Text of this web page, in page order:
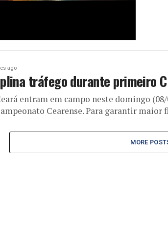
ago
tráfego durante primeiro
entram em campo neste domingo
Cearense. Para garantir maior
MORE